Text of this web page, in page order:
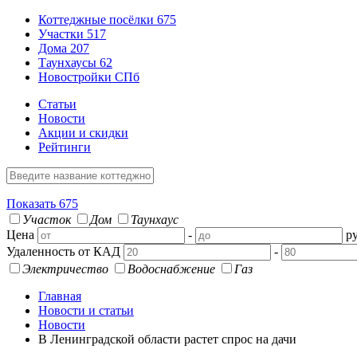
Коттеджные посёлки 675
Участки 517
Дома 207
Таунхаусы 62
Новостройки СПб
Статьи
Новости
Акции и скидки
Рейтинги
Показать 675
Участок
Дом
Таунхаус
Цена
-
Удаленность от КАД
-
Электричество
Водоснабжение
Газ
Главная
Новости и статьи
Новости
В Ленинградской области растет спрос на дачи